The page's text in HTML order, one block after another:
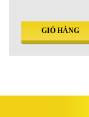
GIỎ HÀNG